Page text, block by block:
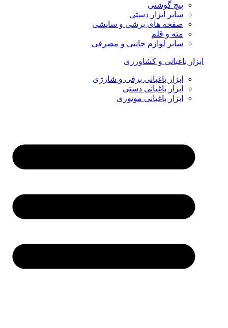
پیچ گوشتی
سایر ابزار دستی
صفحه های برشی و سایشی
مته و قلم
سایر لوازم جانبی و مصرفی
ابزار باغبانی و کشاورزی
ابزار باغبانی برقی و شارژی
ابزار باغبانی دستی
ابزار باغبانی موتوری